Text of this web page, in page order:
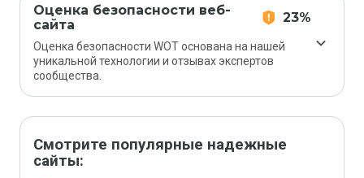
Оценка безопасности веб-
сайта
23%
Оценка безопасности WOT основана на нашей
уникальной технологии и отзывах экспертов
сообщества.
Смотрите популярные надежные
сайты: